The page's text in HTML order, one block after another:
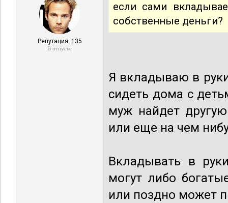
Репутация: 135
В отпуске
если сами
собственные деньги?
Я вкладываю в
сидеть дома с
муж найдет
или еще на чем
Вкладывать в
могут либо
или поздно может